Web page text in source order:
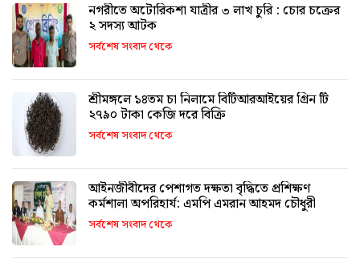
নগরীতে অটোরিকশা যাত্রীর ৩ লাখ চুরি : চোর চক্রের
২ সদস্য আটক
সর্বশেষ সংবাদ থেকে
শ্রীমঙ্গলে ১৪তম চা নিলামে বিটিআরআইয়ের গ্রিন টি
২৭৯০ টাকা কেজি দরে বিক্রি
সর্বশেষ সংবাদ থেকে
আইনজীবীদের পেশাগত দক্ষতা বৃদ্ধিতে প্রশিক্ষণ
কর্মশালা অপরিহার্য: এমপি এমরান আহমদ চৌধুরী
সর্বশেষ সংবাদ থেকে